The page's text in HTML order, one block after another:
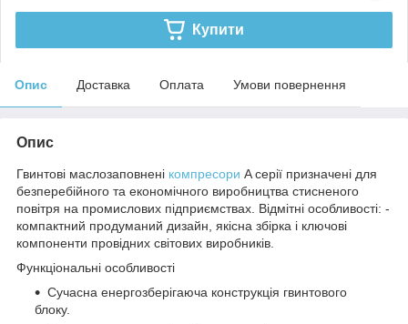
Купити
Опис Доставка Оплата Умови повернення
Опис
Гвинтові маслозаповнені компресори A серії призначені для
безперебійного та економічного виробництва стисненого
повітря на промислових підприємствах. Відмітні особливості: -
компактний продуманий дизайн, якісна збірка і ключові
компоненти провідних світових виробників.
Функціональні особливості
Сучасна енергозберігаюча конструкція гвинтового
блоку.